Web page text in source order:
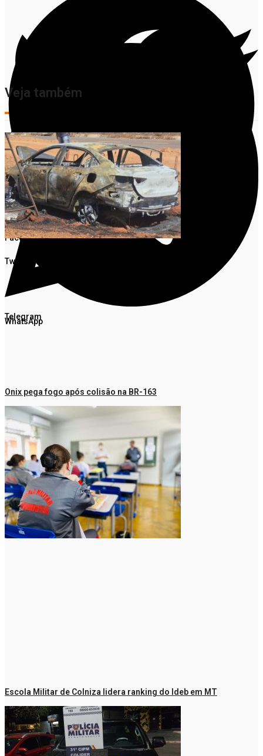
Facebook
Twitter
WhatsApp
Telegram
Veja também
Onix pega fogo após colisão na BR-163
Escola Militar de Colniza lidera ranking do Ideb em MT